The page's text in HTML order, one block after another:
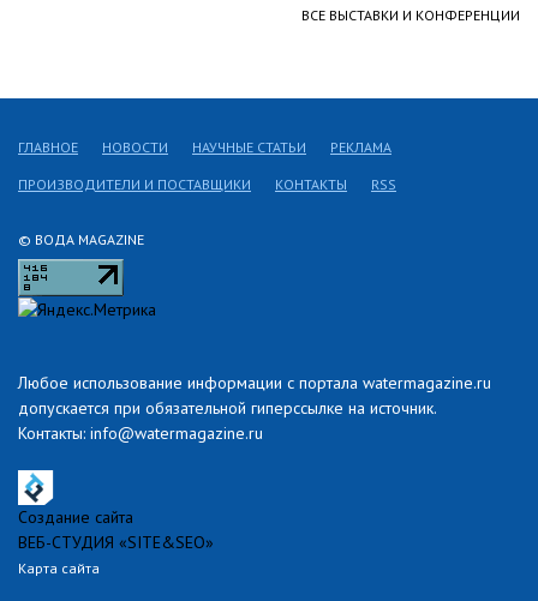
ВСЕ ВЫСТАВКИ И КОНФЕРЕНЦИИ
© ВОДА MAGAZINE
Любое использование информации с портала watermagazine.ru
допускается при обязательной гиперссылке на источник.
Контакты: info@watermagazine.ru
ГЛАВНОЕ НОВОСТИ НАУЧНЫЕ СТАТЬИ РЕКЛАМА
ПРОИЗВОДИТЕЛИ И ПОСТАВЩИКИ КОНТАКТЫ RSS
Создание сайта
ВЕБ-СТУДИЯ «SITE&SEO»
Карта сайта